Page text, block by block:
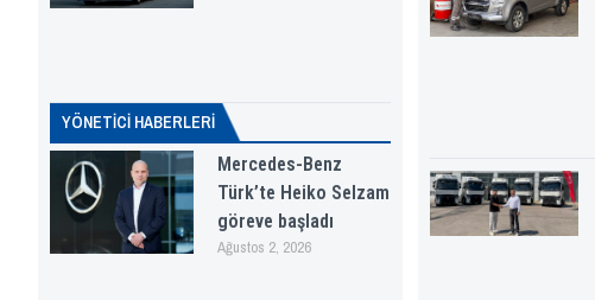
YÖNETICI HABERLERI
Mercedes-Benz
Türk’te Heiko Selzam
göreve başladı
Ağustos 2, 2026